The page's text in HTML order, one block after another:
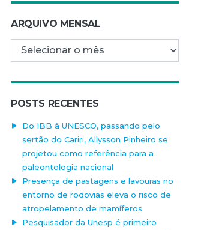
ARQUIVO MENSAL
Arquivo mensal
POSTS RECENTES
Do IBB à UNESCO, passando pelo
sertão do Cariri, Allysson Pinheiro se
projetou como referência para a
paleontologia nacional
Presença de pastagens e lavouras no
entorno de rodovias eleva o risco de
atropelamento de mamíferos
Pesquisador da Unesp é primeiro